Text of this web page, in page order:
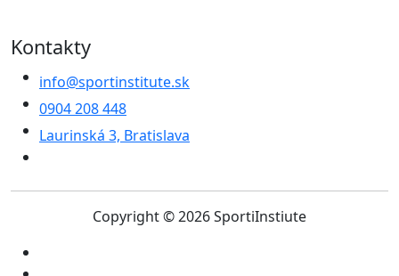
Kontakty
info@sportinstitute.sk
0904 208 448
Laurinská 3, Bratislava
Copyright © 2026 SportiInstiute